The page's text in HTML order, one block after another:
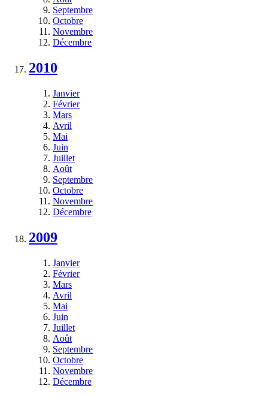
Septembre
Octobre
Novembre
Décembre
2010
Janvier
Février
Mars
Avril
Mai
Juin
Juillet
Août
Septembre
Octobre
Novembre
Décembre
2009
Janvier
Février
Mars
Avril
Mai
Juin
Juillet
Août
Septembre
Octobre
Novembre
Décembre